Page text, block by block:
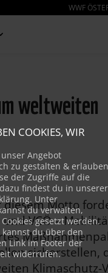
WWF
weltweiten
diesem Motto
VCÖ –
sicherstellen,
Klimaschutz-
COOKIES, WIR
Angebot
zu gestalten & erlauben
der Zugriffe auf die
findest du in unserer
Unter
du verwalten,
gesetzt werden.
kannst du über den
Link im Footer der
widerrufen.